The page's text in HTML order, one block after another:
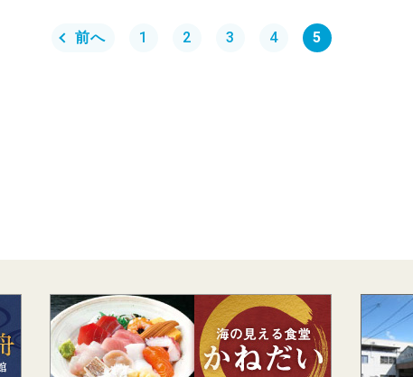
前へ 1 2 3 4 5